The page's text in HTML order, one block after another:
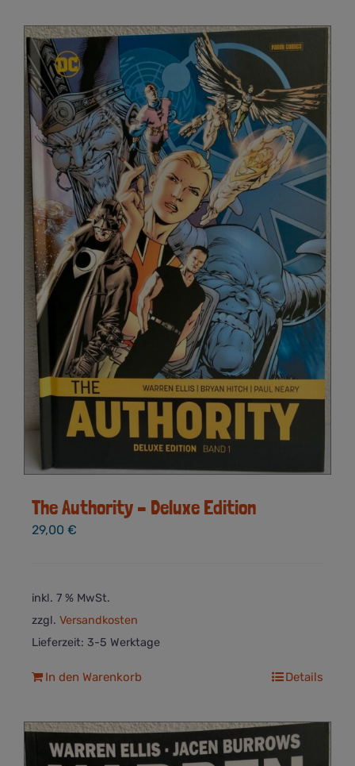
The Authority – Deluxe Edition
29,00 €
inkl. 7 % MwSt.
zzgl. Versandkosten
Lieferzeit: 3-5 Werktage
In den Warenkorb Details